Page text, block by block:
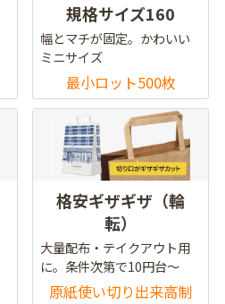
規格サイズ160
幅とマチが固定。かわいい
ミニサイズ
最小ロット500枚
格安ギザギザ（輪
転）
大量配布・テイクアウト用
に。条件次第で10円台～
原紙使い切り出来高制